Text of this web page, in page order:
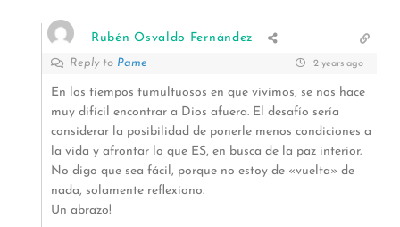
Rubén Osvaldo Fernández
Reply to Pame 2 years ago
En los tiempos tumultuosos en que vivimos, se nos hace
muy difícil encontrar a Dios afuera. El desafío sería
considerar la posibilidad de ponerle menos condiciones a
la vida y afrontar lo que ES, en busca de la paz interior.
No digo que sea fácil, porque no estoy de «vuelta» de
nada, solamente reflexiono.
Un abrazo!